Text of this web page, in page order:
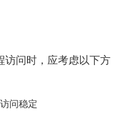
访问时，应考虑以下方
问稳定